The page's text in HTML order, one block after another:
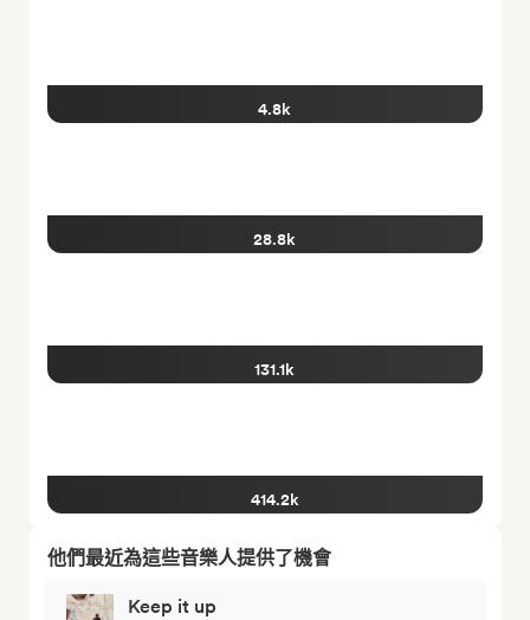
4.8k
28.8k
131.1k
414.2k
他們最近為這些音樂人提供了機會
Keep it up